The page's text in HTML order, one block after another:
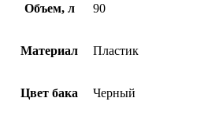
Объем, л 90
Материал Пластик
Цвет бака Черный